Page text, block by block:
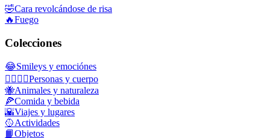
🤣Cara revolcándose de risa
🔥Fuego
Colecciones
😂Smileys y emociónes
👩‍❤️‍💋‍👨Personas y cuerpo
🐝Animales y naturaleza
🍕Comida y bebida
🌇Viajes y lugares
🥎Actividades
📙Objetos